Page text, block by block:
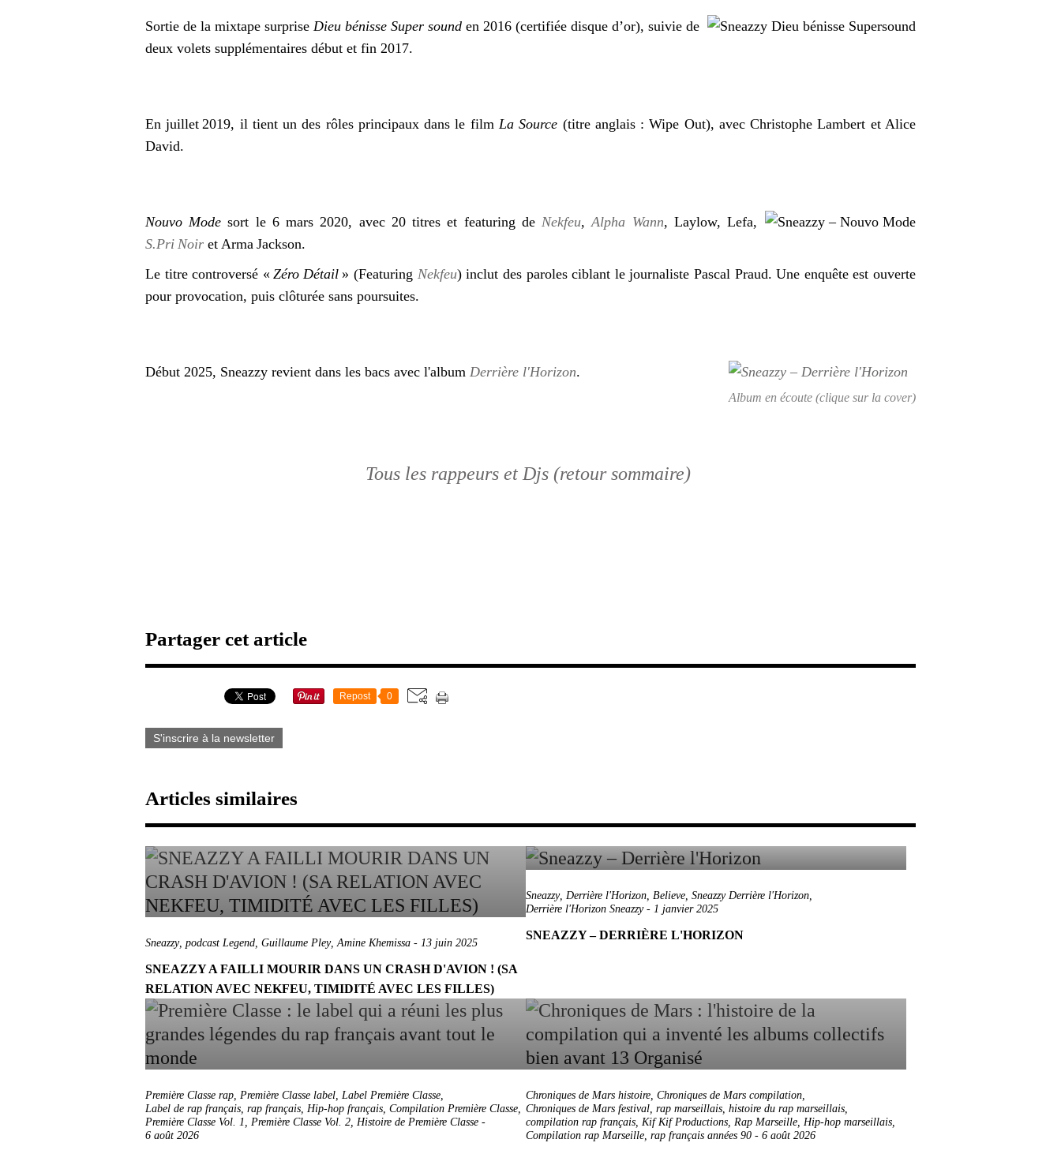
Sortie de la mixtape surprise Dieu bénisse Super sound en 2016 (certifiée disque d’or), suivie de
deux volets supplémentaires début et fin 2017.
En juillet 2019, il tient un des rôles principaux dans le film La Source (titre anglais : Wipe Out), avec Christophe Lambert et Alice
David.
Nouvo Mode sort le 6 mars 2020, avec 20 titres et featuring deNekfeu,Alpha Wann, Laylow, Lefa,
S.Pri Noir et Arma Jackson.
Le titre controversé « Zéro Détail » (Featuring Nekfeu) inclut des paroles ciblant le journaliste Pascal Praud. Une enquête est ouverte
pour provocation, puis clôturée sans poursuites.
Album en écoute (clique sur la cover)
Début 2025, Sneazzy revient dans les bacs avec l'album Derrière l'Horizon.
Tous les rappeurs et Djs (retour sommaire)
Partager cet article
Repost 0
S'inscrire à la newsletter
Articles similaires
Sneazzy, podcast Legend, Guillaume Pley,Amine Khemissa - 13 juin 2025
SNEAZZY A FAILLI MOURIR DANS UN CRASH D'AVION ! (SA
RELATION AVEC NEKFEU, TIMIDITÉ AVEC LES FILLES)
Sneazzy, Derrière l'Horizon, Believe, Sneazzy Derrière l'Horizon,
Derrière l'Horizon Sneazzy- 1 janvier 2025
SNEAZZY – DERRIÈRE L'HORIZON
Première Classe rap, Première Classe label, Label Première Classe,
Label de rap français, rap français, Hip-hop français, Compilation Première Classe,
Première Classe Vol. 1, Première Classe Vol. 2, Histoire de Première Classe -
6 août 2026
Chroniques de Mars histoire, Chroniques de Mars compilation,
Chroniques de Mars festival, rap marseillais, histoire du rap marseillais,
compilation rap français, Kif Kif Productions, Rap Marseille, Hip-hop marseillais,
Compilation rap Marseille, rap français années 90 - 6 août 2026